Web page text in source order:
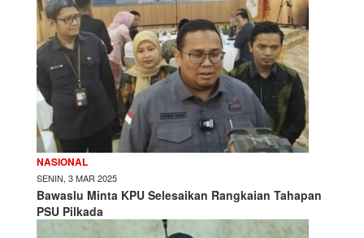
NASIONAL
SENIN, 3 MAR 2025
Bawaslu Minta KPU Selesaikan Rangkaian Tahapan
PSU Pilkada